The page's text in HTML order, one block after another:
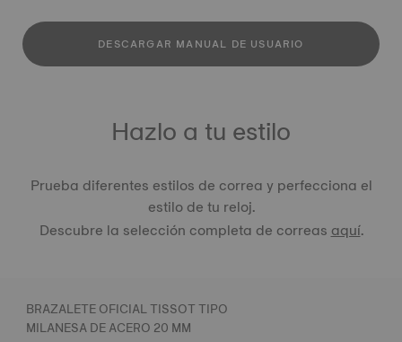
DESCARGAR MANUAL DE USUARIO
Hazlo a tu estilo
Prueba diferentes estilos de correa y perfecciona el
estilo de tu reloj.
Descubre la selección completa de correasaquí.
BRAZALETE OFICIAL TISSOT TIPO
MILANESA DE ACERO 20 MM